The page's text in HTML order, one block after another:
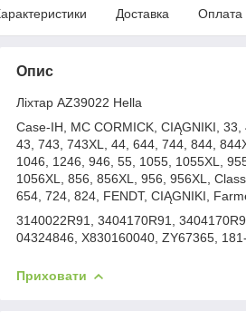
Доставка Оплата
Опис
Ліхтар AZ39022 Hella
Case-IH, MC CORMICK, CIĄGNIKI,
43, 743, 743XL, 44, 644, 744, 844,
1046, 1246, 946, 55, 1055, 1055XL,
1056XL, 856, 856XL, 956, 956XL,
654, 724, 824, FENDT, CIĄGNIKI,
3140022R91, 3404170R91,
04324846, X830160040, ZY67365,
Приховати